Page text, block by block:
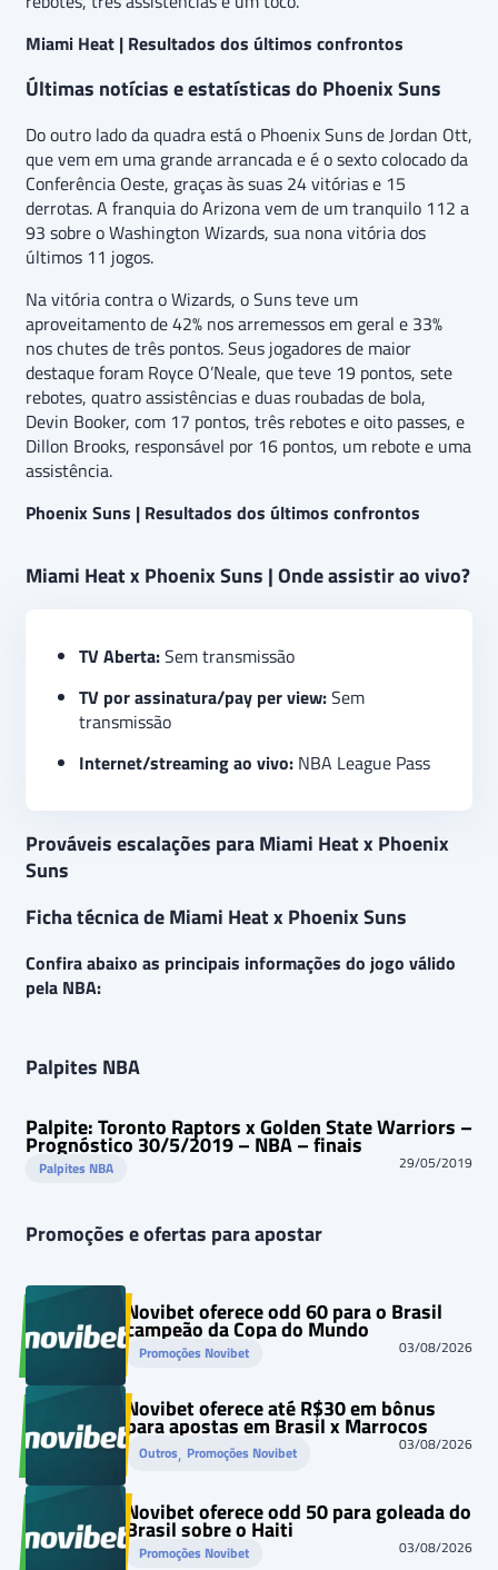
Miami Heat | Resultados dos últimos confrontos
Últimas notícias e estatísticas do Phoenix Suns
Do outro lado da quadra está o Phoenix Suns de Jordan Ott,
que vem em uma grande arrancada e é o sexto colocado da
Conferência Oeste, graças às suas 24 vitórias e 15
derrotas. A franquia do Arizona vem de um tranquilo 112 a
93 sobre o Washington Wizards, sua nona vitória dos
últimos 11 jogos.
Na vitória contra o Wizards, o Suns teve um
aproveitamento de 42% nos arremessos em geral e 33%
nos chutes de três pontos. Seus jogadores de maior
destaque foram Royce O’Neale, que teve 19 pontos, sete
rebotes, quatro assistências e duas roubadas de bola,
Devin Booker, com 17 pontos, três rebotes e oito passes, e
Dillon Brooks, responsável por 16 pontos, um rebote e uma
assistência.
Phoenix Suns | Resultados dos últimos confrontos
Miami Heat x Phoenix Suns | Onde assistir ao vivo?
TV Aberta:Sem transmissão
TV por assinatura/pay per view:Sem
transmissão
Internet/streaming ao vivo: NBA League Pass
Prováveis escalações para Miami Heat x Phoenix
Suns
Ficha técnica de Miami Heat x Phoenix Suns
Confira abaixo as principais informações do jogo válido
pela NBA:
Palpites NBA
Palpite: Toronto Raptors x Golden State Warriors –
Prognóstico 30/5/2019 – NBA – finais
Palpites NBA 29/05/2019
Promoções e ofertas para apostar
Novibet oferece odd 60 para o Brasil
campeão da Copa do Mundo
Promoções Novibet 03/08/2026
Novibet oferece até R$30 em bônus
para apostas em Brasil x Marrocos
Outros, Promoções Novibet 03/08/2026
Novibet oferece odd 50 para goleada do
Brasil sobre o Haiti
Promoções Novibet 03/08/2026